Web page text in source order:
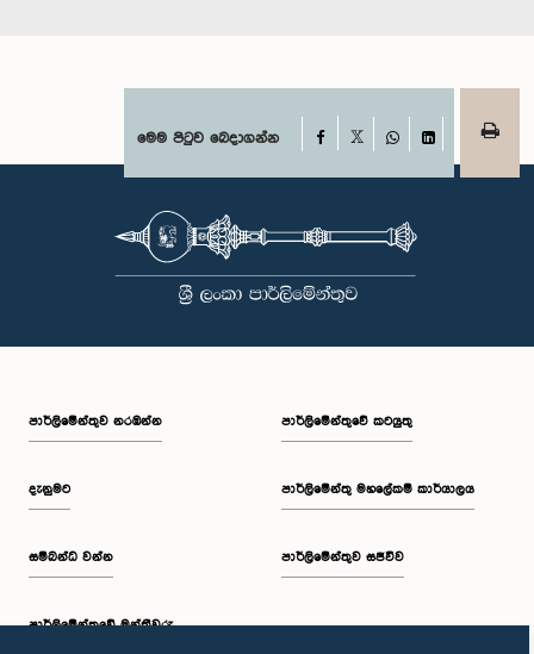
මෙම පිටුව බෙදාගන්න Facebook
WhatsAppLinkedIn
පාර්ලි‌මේන්තුව නරඹන්න
දැනුමට
සම්බන්ධ වන්න
පාර්ලි‌මේන්තුවේ මන්ත්‍රීවරු
පාර්ලිමේන්තුවේ කටයුතු
පාර්ලිමේන්තු මහලේකම් කාර්යාලය
පාර්ලිමේන්තුව සජීවීව